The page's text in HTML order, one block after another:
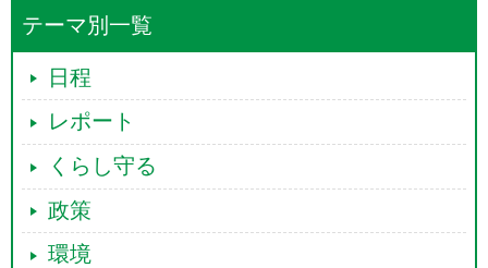
などの改憲を提起し、そのもとで、自民党は改憲四項目案を取りまとめ
ました。そして、この四項目案を審査会に持ち込み、各党協議で改憲案
づくりを進めるため、審査会を動かそうとしました。安倍首相が主導す
る改憲に野党が反対する中で、与党は、二〇一八年に突如この七項目の
改定案を持ち出してきました。安倍改憲の呼び水にしようとしたことは
明らかです。
与党から七項目案について速やかにとの発言がありましたが、現行法
の根本的な欠陥を放置することは許されません。国民投票法というので
あれば、十年以上指摘され続けてきた欠陥の是正を議論することが経過
を踏まえた筋だと思います。
今、憲法で必要なことは、改憲の議論ではなく、憲法原則に照らし
て、それに反する現実を正す議論を予算委員会、各常任委員会でやるこ
テーマ別一覧
日程
レポート
くらし守る
政策
環境